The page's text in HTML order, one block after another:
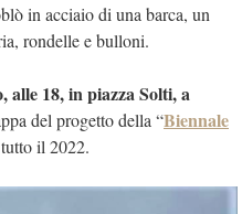
in acciaio di una barca, un
rondelle e bulloni.
alle 18, in piazza Solti, a
del progetto della “Biennale
il 2022.